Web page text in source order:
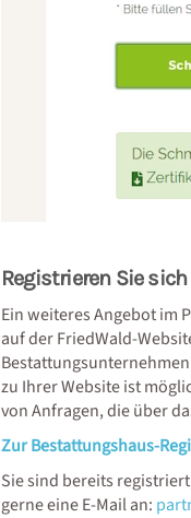
Registrieren Sie
Ein weiteres Angebot im
auf der FriedWald-
zu Ihrer Website ist
von Anfragen, die über
Zur Bestattungshaus-
Sie sind bereits
gerne eine E-Mail an: